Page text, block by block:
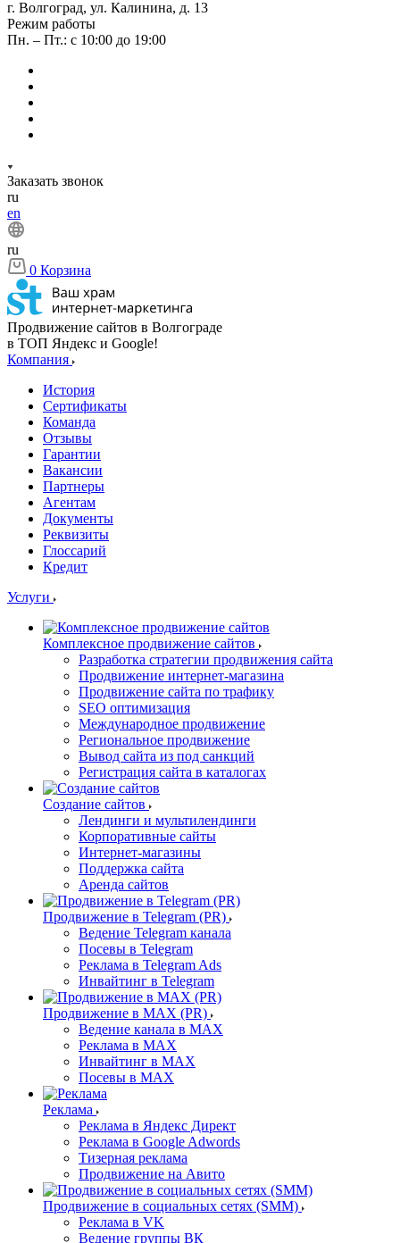
г. Волгоград, ул. Калинина, д. 13
Режим работы
Пн. – Пт.: с 10:00 до 19:00
Заказать звонок
ru
en
ru
0 Корзина
Продвижение сайтов в Волгограде
в ТОП Яндекс и Google!
Компания
История
Сертификаты
Команда
Отзывы
Гарантии
Вакансии
Партнеры
Агентам
Документы
Реквизиты
Глоссарий
Кредит
Услуги
Комплексное продвижение сайтов
Разработка стратегии продвижения сайта
Продвижение интернет-магазина
Продвижение сайта по трафику
SEO оптимизация
Международное продвижение
Региональное продвижение
Вывод сайта из под санкций
Регистрация сайта в каталогах
Создание сайтов
Лендинги и мультилендинги
Корпоративные сайты
Интернет-магазины
Поддержка сайта
Аренда сайтов
Продвижение в Telegram (PR)
Ведение Telegram канала
Посевы в Telegram
Реклама в Telegram Ads
Инвайтинг в Telegram
Продвижение в MAX (PR)
Ведение канала в MAX
Реклама в MAX
Инвайтинг в MAX
Посевы в MAX
Реклама
Реклама в Яндекс Директ
Реклама в Google Adwords
Тизерная реклама
Продвижение на Авито
Продвижение в социальных сетях (SMM)
Реклама в VK
Ведение группы ВК